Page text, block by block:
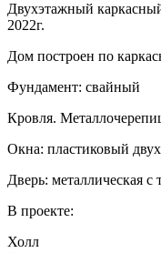
Двухэтажный
2022г.
Дом построен по
Фундамент: свайный
Кровля.
Окна: пластиковый
Дверь: металлическая с
В проекте:
Холл